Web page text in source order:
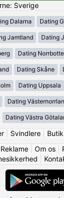
Sverige
Dalarna Dating
Jamtland Dating
Dating
Dating Skåne
Dating Uppsala
Dating
Dating Västra
| Svindlere| Butik
Reklame| Om os|